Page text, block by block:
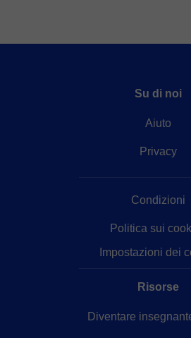
Su di noi
Aiuto
Privacy
Condizioni
Politica sui
Impostazioni dei
Risorse
Diventare